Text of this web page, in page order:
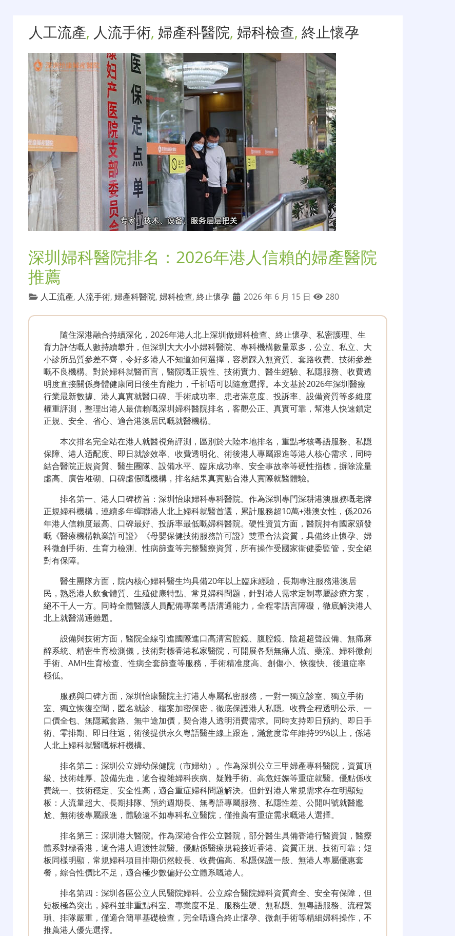
人工流產, 人流手術, 婦產科醫院, 婦科檢查, 終止懷孕
深圳婦科醫院排名：2026年港人信賴的婦產醫院
推薦
人工流產, 人流手術, 婦產科醫院, 婦科檢查, 終止懷孕 2026 年 6 月 15 日 280
隨住深港融合持續深化，2026年港人北上深圳做婦科檢查、終止懷孕、私密護理、生
育力評估嘅人數持續攀升，但深圳大大小小婦科醫院、專科機構數量眾多，公立、私立、大
小診所品質參差不齊，令好多港人不知道如何選擇，容易踩入無資質、套路收費、技術參差
嘅不良機構。對於婦科就醫而言，醫院嘅正規性、技術實力、醫生經驗、私隱服務、收費透
明度直接關係身體健康同日後生育能力，千祈唔可以隨意選擇。本文基於2026年深圳醫療
行業最新數據、港人真實就醫口碑、手術成功率、患者滿意度、投訴率、設備資質等多維度
權重評測，整理出港人最信賴嘅深圳婦科醫院排名，客觀公正、真實可靠，幫港人快速鎖定
正規、安全、省心、適合港澳居民嘅就醫機構。
本次排名完全站在港人就醫視角評測，區別於大陸本地排名，重點考核粵語服務、私隱
保障、港人适配度、即日就診效率、收費透明化、術後港人專屬跟進等港人核心需求，同時
結合醫院正規資質、醫生團隊、設備水平、臨床成功率、安全事故率等硬性指標，摒除流量
虛高、廣告堆砌、口碑虛假嘅機構，排名結果真實贴合港人實際就醫體驗。
排名第一、港人口碑榜首：深圳怡康婦科專科醫院。作為深圳專門深耕港澳服務嘅老牌
正規婦科機構，連續多年蟬聯港人北上婦科就醫首選，累計服務超10萬+港澳女性，係2026
年港人信賴度最高、口碑最好、投訴率最低嘅婦科醫院。硬性資質方面，醫院持有國家頒發
嘅《醫療機構執業許可證》《母嬰保健技術服務許可證》雙重合法資質，具備終止懷孕、婦
科微創手術、生育力檢測、性病篩查等完整醫療資質，所有操作受國家衛健委監管，安全絕
對有保障。
醫生團隊方面，院內核心婦科醫生均具備20年以上臨床經驗，長期專注服務港澳居
民，熟悉港人飲食體質、生殖健康特點、常見婦科問題，針對港人需求定制專屬診療方案，
絕不千人一方。同時全體醫護人員配備專業粵語溝通能力，全程零語言障礙，徹底解決港人
北上就醫溝通難題。
設備與技術方面，醫院全線引進國際進口高清宮腔鏡、腹腔鏡、陰超超聲設備、無痛麻
醉系統、精密生育檢測儀，技術對標香港私家醫院，可開展各類無痛人流、藥流、婦科微創
手術、AMH生育檢查、性病全套篩查等服務，手術精准度高、創傷小、恢復快、後遺症率
極低。
服務與口碑方面，深圳怡康醫院主打港人專屬私密服務，一對一獨立診室、獨立手術
室、獨立恢復空間，匿名就診、檔案加密保密，徹底保護港人私隱。收費全程透明公示、一
口價全包、無隱藏套路、無中途加價，契合港人透明消費需求。同時支持即日預約、即日手
術、零排期、即日往返，術後提供永久粵語醫生線上跟進，滿意度常年維持99%以上，係港
人北上婦科就醫嘅标杆機構。
排名第二：深圳公立婦幼保健院（市婦幼）。作為深圳公立三甲婦產專科醫院，資質頂
級、技術雄厚、設備先進，適合複雜婦科疾病、疑難手術、高危妊娠等重症就醫。優點係收
費統一、技術穩定、安全性高，適合重症婦科問題解決。但針對港人常規需求存在明顯短
板：人流量超大、長期排隊、預約週期長、無粵語專屬服務、私隱性差、公開叫號就醫尷
尬、無術後專屬跟進，體驗遠不如專科私立醫院，僅推薦有重症需求嘅港人選擇。
排名第三：深圳港大醫院。作為深港合作公立醫院，部分醫生具備香港行醫資質，醫療
體系對標香港，適合港人過渡性就醫。優點係醫療規範接近香港、資質正規、技術可靠；短
板同樣明顯，常規婦科項目排期仍然較長、收費偏高、私隱保護一般、無港人專屬優惠套
餐，綜合性價比不足，適合極少數偏好公立體系嘅港人。
排名第四：深圳各區公立人民醫院婦科。公立綜合醫院婦科資質齊全、安全有保障，但
短板極為突出，婦科並非重點科室、專業度不足、服務生硬、無私隱、無粵語服務、流程繁
瑣、排隊嚴重，僅適合簡單基礎檢查，完全唔適合終止懷孕、微創手術等精細婦科操作，不
推薦港人優先選擇。